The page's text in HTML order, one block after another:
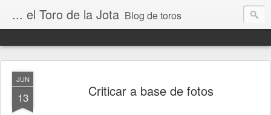
... el Toro de la Jota Blog de toros
JUN
13 Criticar a base de fotos